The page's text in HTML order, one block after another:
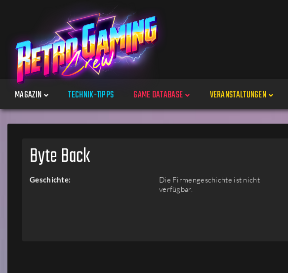
MAGAZIN TECHNIK-TIPPS GAME DATABASE
Spiele
Perspektiven
Plattformen
VERANSTALTUNGEN
Veranstaltungen
Byte Back
Geschichte:
Die Firmengeschichte ist nicht
verfügbar.